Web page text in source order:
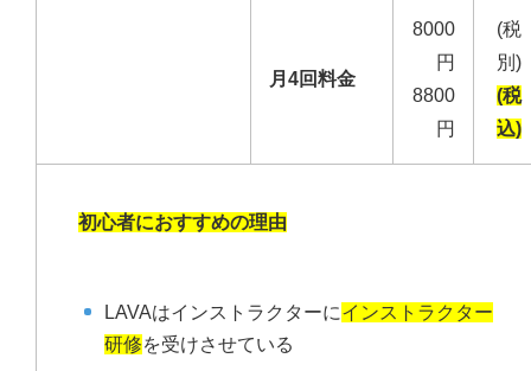
月4回料金
8000
円
8800
円
(税
別)
(税
込)
初心者におすすめの理由
LAVAはインストラクターにインストラクター
研修を受けさせている